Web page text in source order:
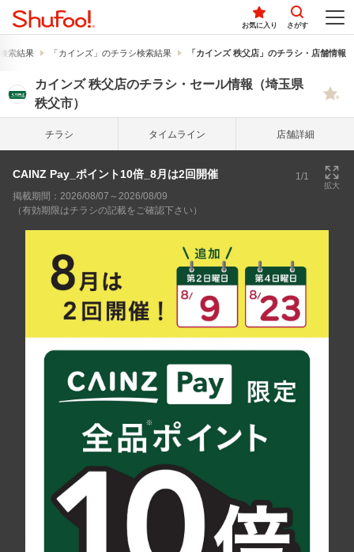
お気に入り さがす
索結果 「カインズ」のチラシ検索結果 「カインズ 秩父店」のチラシ・店舗情報
カインズ 秩父店のチラシ・セール情報（埼玉県
秩父市）
チラシ タイム ライン 店舗詳細
CAINZ Pay_ポイント10倍_8月は2回開催 1/1
拡大
掲載期間：2026/08/07～2026/08/09
（有効期限はチラシの記載をご確認下さい）